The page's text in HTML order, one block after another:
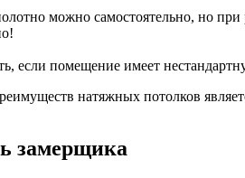
можно самостоятельно, но при
если помещение имеет
натяжных потолков
замерщика